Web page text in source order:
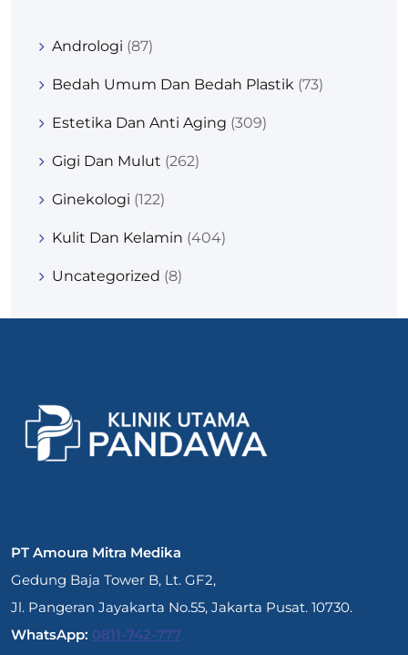
Andrologi (87)
Bedah Umum Dan Bedah Plastik (73)
Estetika Dan Anti Aging (309)
Gigi Dan Mulut (262)
Ginekologi (122)
Kulit Dan Kelamin (404)
Uncategorized (8)
PT Amoura Mitra Medika
Gedung Baja Tower B, Lt. GF2,
Jl. Pangeran Jayakarta No.55, Jakarta Pusat. 10730.
WhatsApp: 0811-742-777